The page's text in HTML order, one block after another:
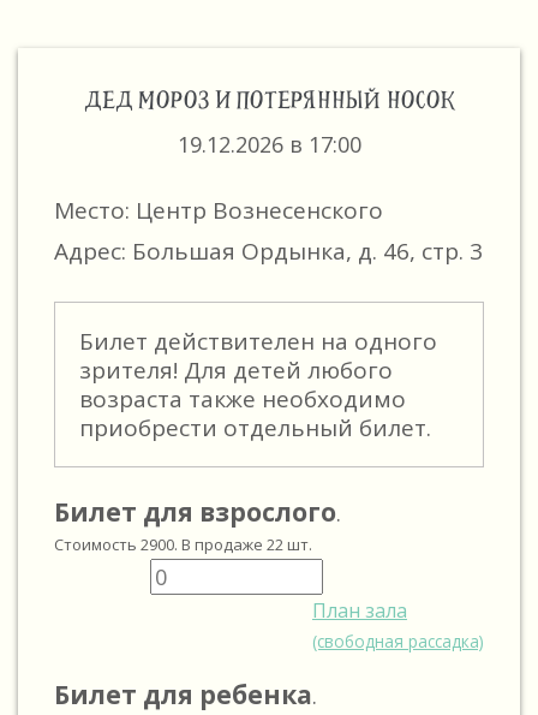
ДЕД МОРОЗ И ПОТЕРЯННЫЙ НОСОК
19.12.2026 в 17:00
Место: Центр Вознесенского
Адрес: Большая Ордынка, д. 46, стр. 3
Билет действителен на одного
зрителя! Для детей любого
возраста также необходимо
приобрести отдельный билет.
Билет для взрослого.
Стоимость 2900. В продаже 22 шт.
План зала
(свободная рассадка)
Билет для ребенка.